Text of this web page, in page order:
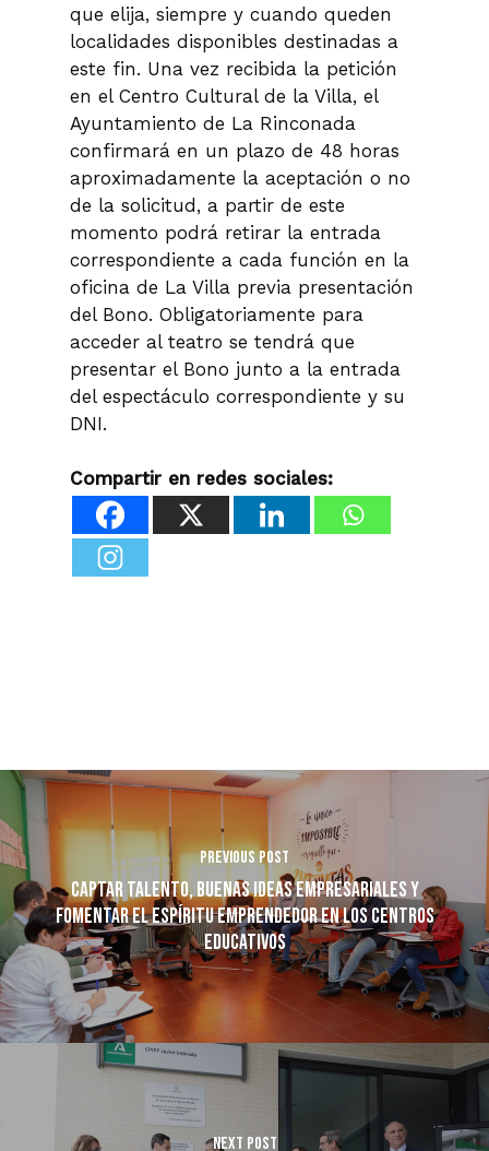
que elija, siempre y cuando queden
localidades disponibles destinadas a
este fin. Una vez recibida la petición
en el Centro Cultural de la Villa, el
Ayuntamiento de La Rinconada
confirmará en un plazo de 48 horas
aproximadamente la aceptación o no
de la solicitud, a partir de este
momento podrá retirar la entrada
correspondiente a cada función en la
oficina de La Villa previa presentación
del Bono. Obligatoriamente para
acceder al teatro se tendrá que
presentar el Bono junto a la entrada
del espectáculo correspondiente y su
DNI.
Compartir en redes sociales:
Previous Post
Captar talento, buenas ideas empresariales y
fomentar el espíritu emprendedor en los centros
educativos
Next Post